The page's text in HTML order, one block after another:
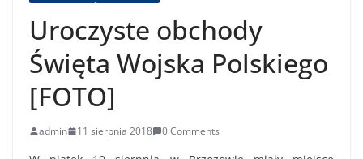
Uroczyste obchody
Święta Wojska Polskiego
[FOTO]
admin 11 sierpnia 2018 0 Comments